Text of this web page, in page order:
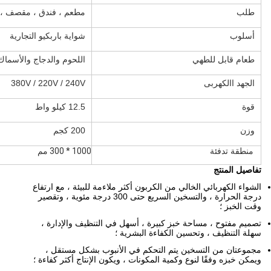
طلب مطعم ، فندق ، مقصف ،
أسلوب شواية باربكيو التجارية
طعام قابل للطهي اللحوم والدجاج
الجهد االكهربى 380V / 220V / 240V
قوة 12.5 كيلو واط
وزن 200 كجم
منطقة تدفئة
1000 * 300 مم
تفاصيل المنتج
الشواء الكهربائي الخالي من الكربون أكثر ملاءمة للبيئة ، مع ارتفاع
درجة الحرارة ، والتسخين السريع حتى 300 درجة مئوية ، وتقصير
وقت الخبز ؛
تصميم مفتوح ، مساحة خبز كبيرة ، أسهل في التنظيف والإدارة ،
سهلة التنظيف ، وتحسين الكفاءة البشرية ؛
مجموعتان من التسخين يتم التحكم في الأنبوب بشكل مستقل ،
ويمكن خبزه وفقًا لنوع وكمية المكونات ، ويكون الإنتاج أكثر كفاءة ؛